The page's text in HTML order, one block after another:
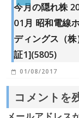
今月の隠れ株
01月 昭和電線
ディングス（
証1](5805)
01/08/2017
コメントを